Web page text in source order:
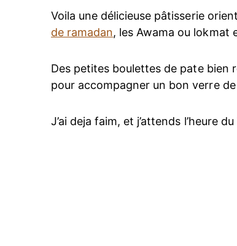
Voila une délicieuse pâtisserie
de ramadan, les Awama ou lokmat
Des petites boulettes de pate bien
pour accompagner un bon verre de
J’ai deja faim, et j’attends l’heure